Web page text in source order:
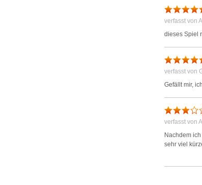
verfasst von
dieses Spiel
verfasst von
Gefällt mir,
verfasst von
Nachdem
sehr viel